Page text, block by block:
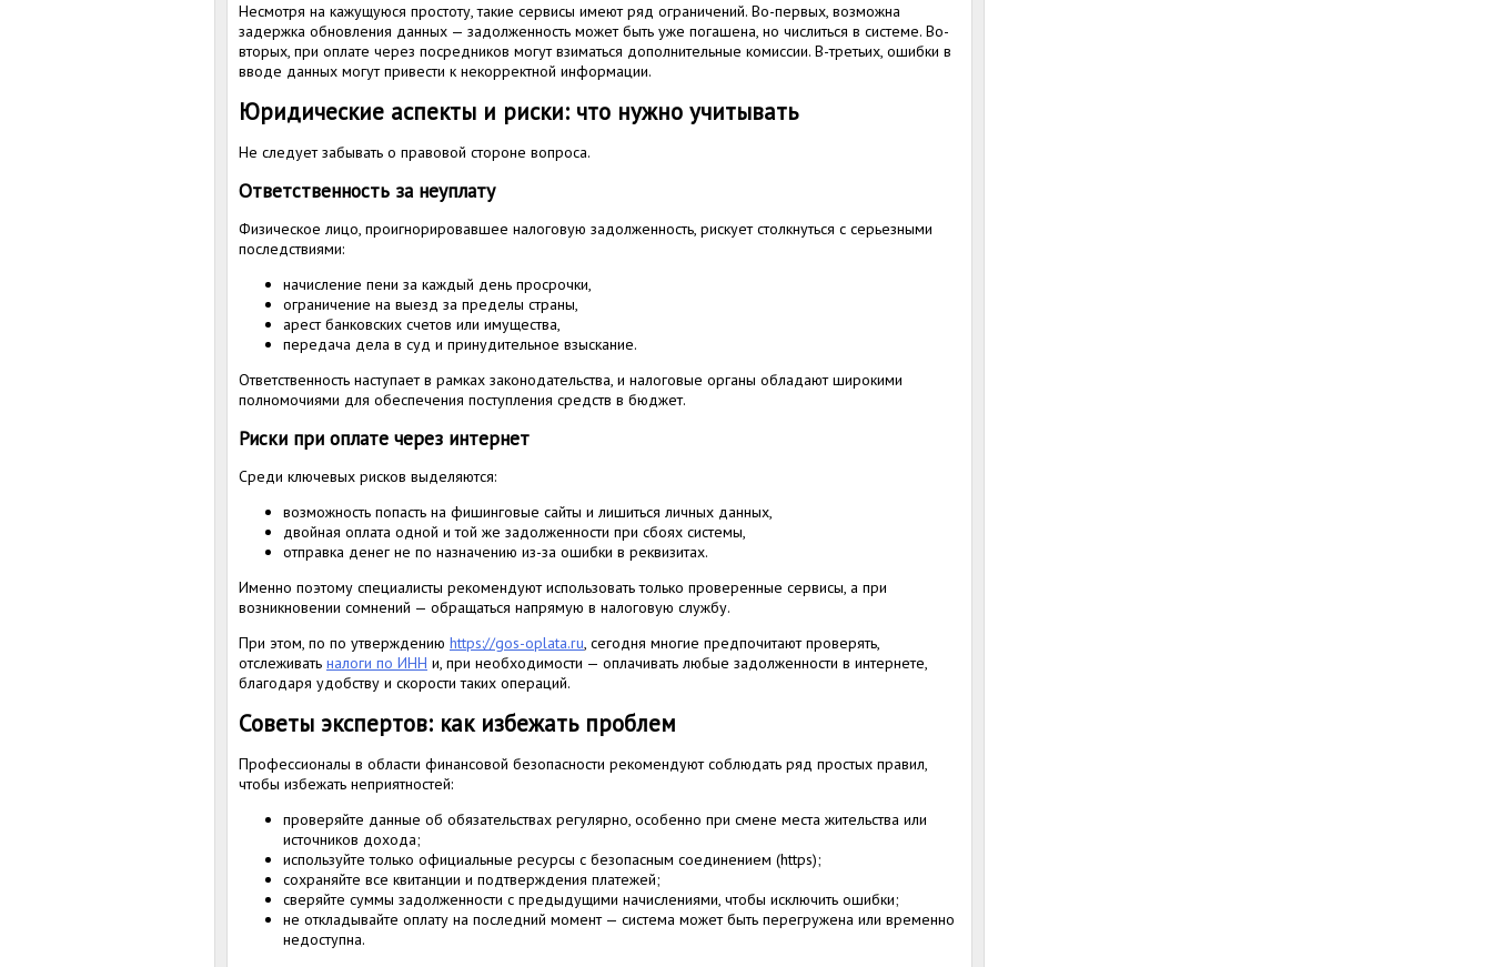
Несмотря на кажущуюся простоту, такие сервисы имеют ряд ограничений. Во-первых, возможна
задержка обновления данных — задолженность может быть уже погашена, но числиться в системе. Во-
вторых, при оплате через посредников могут взиматься дополнительные комиссии. В-третьих, ошибки в
вводе данных могут привести к некорректной информации.
Юридические аспекты и риски: что нужно учитывать
Не следует забывать о правовой стороне вопроса.
Ответственность за неуплату
Физическое лицо, проигнорировавшее налоговую задолженность, рискует столкнуться с серьезными
последствиями:
начисление пени за каждый день просрочки,
ограничение на выезд за пределы страны,
арест банковских счетов или имущества,
передача дела в суд и принудительное взыскание.
Ответственность наступает в рамках законодательства, и налоговые органы обладают широкими
полномочиями для обеспечения поступления средств в бюджет.
Риски при оплате через интернет
Среди ключевых рисков выделяются:
возможность попасть на фишинговые сайты и лишиться личных данных,
двойная оплата одной и той же задолженности при сбоях системы,
отправка денег не по назначению из-за ошибки в реквизитах.
Именно поэтому специалисты рекомендуют использовать только проверенные сервисы, а при
возникновении сомнений — обращаться напрямую в налоговую службу.
При этом, по по утверждению https://gos-oplata.ru, сегодня многие предпочитают проверять,
отслеживать налоги по ИНН и, при необходимости — оплачивать любые задолженности в интернете,
благодаря удобству и скорости таких операций.
Советы экспертов: как избежать проблем
Профессионалы в области финансовой безопасности рекомендуют соблюдать ряд простых правил,
чтобы избежать неприятностей:
проверяйте данные об обязательствах регулярно, особенно при смене места жительства или
источников дохода;
используйте только официальные ресурсы с безопасным соединением (https);
сохраняйте все квитанции и подтверждения платежей;
сверяйте суммы задолженности с предыдущими начислениями, чтобы исключить ошибки;
не откладывайте оплату на последний момент — система может быть перегружена или временно
недоступна.